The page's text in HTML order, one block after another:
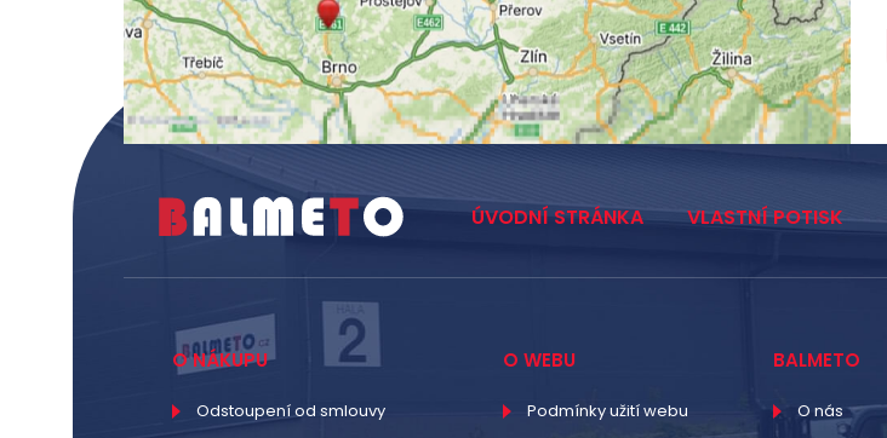
ÚVODNÍ STRÁNKA VLASTNÍ POTISK
O NÁKUPU
Odstoupení od smlouvy
O WEBU
Podmínky užití webu
BALMETO
O nás